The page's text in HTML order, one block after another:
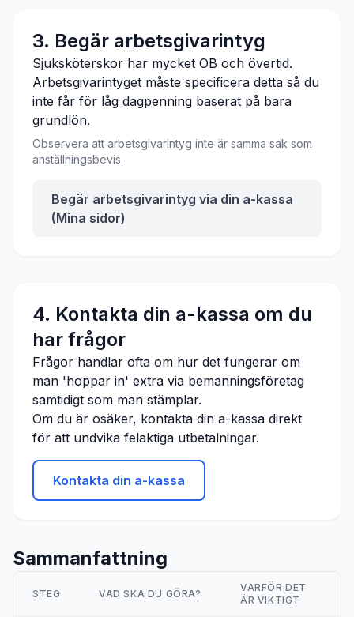
3. Begär arbetsgivarintyg
Sjuksköterskor har mycket OB och övertid.
Arbetsgivarintyget måste specificera detta så du
inte får för låg dagpenning baserat på bara
grundlön.
Observera att arbetsgivarintyg inte är samma sak som
anställningsbevis.
Begär arbetsgivarintyg via din a-kassa
(Mina sidor)
4. Kontakta din a-kassa om du
har frågor
Frågor handlar ofta om hur det fungerar om
man 'hoppar in' extra via bemanningsföretag
samtidigt som man stämplar.
Om du är osäker, kontakta din a-kassa direkt
för att undvika felaktiga utbetalningar.
Kontakta din a-kassa
Sammanfattning
STEG VAD SKA DU GÖRA?
VARFÖR DET
ÄR VIKTIGT